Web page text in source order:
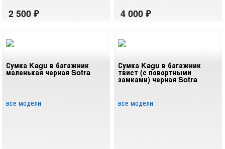
Сумка Kagu в багажник
маленькая черная Sotra
все модели
Сумка Kagu в багажник
твист (с повортными
замками) черная Sotra
все модели